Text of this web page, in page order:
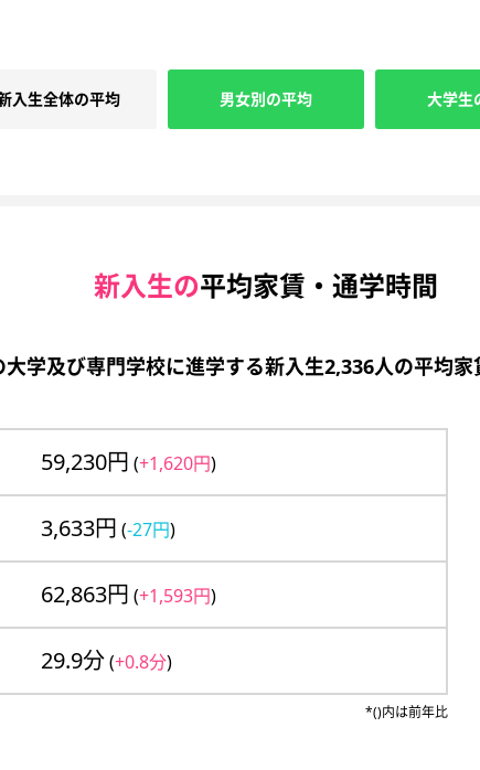
入生全体の平均 男女別の平均 大学生
新入生の平均家賃・通学時間
学及び専門学校に進学する新入生2,336人の平均家
59,230円 (+1,620円)
3,633円 (-27円)
62,863円 (+1,593円)
29.9分(+0.8分)
*()内は前年比